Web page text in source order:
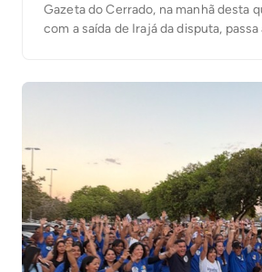
Gazeta do Cerrado, na manhã desta
com a saída de Irajá da disputa,
isso as […]